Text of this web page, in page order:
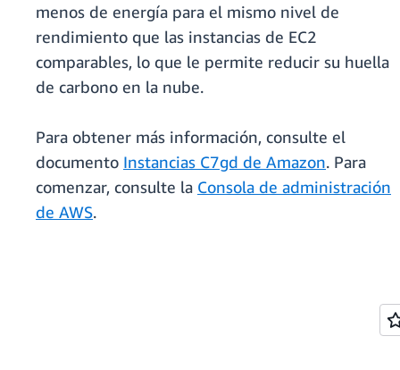
menos de energía para el mismo nivel de
rendimiento que las instancias de EC2
comparables, lo que le permite reducir su huella
de carbono en la nube.
Para obtener más información, consulte el
documento Instancias C7gd de Amazon. Para
comenzar, consulte la Consola de administración
de AWS.